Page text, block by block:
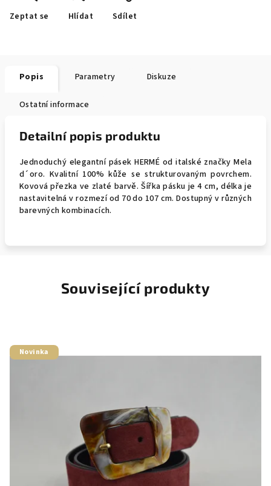
Zeptat se Hlídat Sdílet
Popis Parametry Diskuze
Ostatní informace
Detailní popis produktu
Jednoduchý elegantní pásek HERMÉ od italské značky Mela
d´oro. Kvalitní 100% kůže se strukturovaným povrchem.
Kovová přezka ve zlaté barvě. Šířka pásku je 4 cm, délka je
nastavitelná v rozmezí od 70 do 107 cm. Dostupný v různých
barevných kombinacích.
Související produkty
Novinka